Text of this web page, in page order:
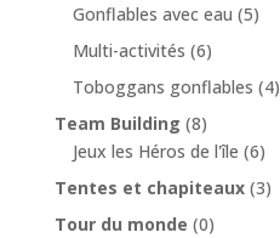
Gonflables avec eau (5)
Multi-activités (6)
Toboggans gonflables (4)
Team Building (8)
Jeux les Héros de l'île (6)
Tentes et chapiteaux (3)
Tour du monde (0)